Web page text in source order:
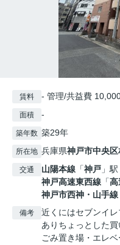
賃料 - 管理/共益費
面積 -
築年数 築29年
所在地 兵庫県神戸市中央区
交通 山陽本線 「神戸 」
神戸高速東西線 「高
神戸市西神・山手線
備考
近くにはセブンイ
ありちょっとした
ごみ置き場・エレ